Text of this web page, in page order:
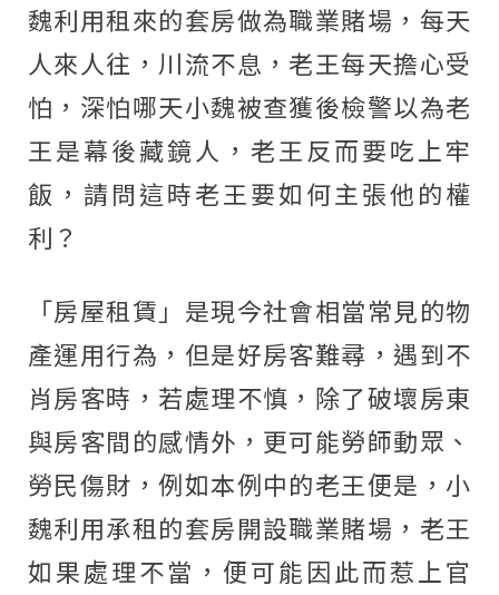
魏利用租來的套房做為職業賭場，每天
人來人往，川流不息，老王每天擔心受
怕，深怕哪天小魏被查獲後檢警以為老
王是幕後藏鏡人，老王反而要吃上牢
飯，請問這時老王要如何主張他的權
利？
「房屋租賃」是現今社會相當常見的物
產運用行為，但是好房客難尋，遇到不
肖房客時，若處理不慎，除了破壞房東
與房客間的感情外，更可能勞師動眾、
勞民傷財，例如本例中的老王便是，小
魏利用承租的套房開設職業賭場，老王
如果處理不當，便可能因此而惹上官